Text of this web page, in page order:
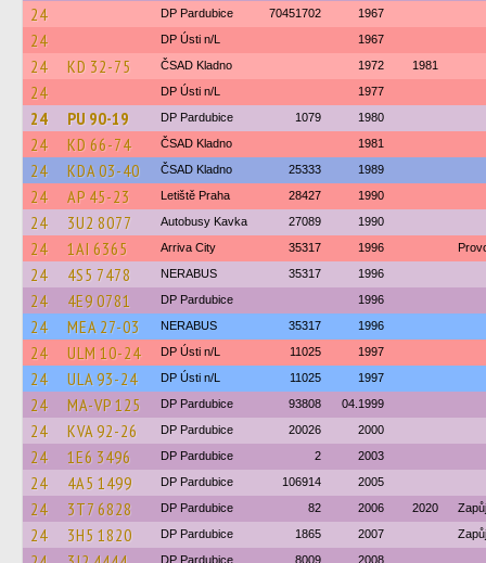
24 DP Pardubice 70451702 1967
24 DP Ústi n/L 1967
24 KD 32-75 ČSAD Kladno 1972 1981
24 DP Ústi n/L 1977
24 PU 90-19 DP Pardubice 1079 1980
24 KD 66-74 ČSAD Kladno 1981
24 KDA 03-40 ČSAD Kladno 25333 1989
24 AP 45-23 Letiště Praha 28427 1990
24 3U2 8077 Autobusy Kavka 27089 1990
24 1AI 6365 Arriva City 35317 1996
24 4S5 7478 NERABUS 35317 1996
24 4E9 0781 DP Pardubice 1996
24 MEA 27-03 NERABUS 35317 1996
24 ULM 10-24 DP Ústi n/L 11025 1997
24 ULA 93-24 DP Ústi n/L 11025 1997
24 MA-VP 125 DP Pardubice 93808 04.1999
24 KVA 92-26 DP Pardubice 20026 2000
24 1E6 3496 DP Pardubice 2 2003
24 4A5 1499 DP Pardubice 106914 2005
24 3T7 6828 DP Pardubice 82 2006 2020
24 3H5 1820 DP Pardubice 1865 2007
DP Pardubice 8009 2008